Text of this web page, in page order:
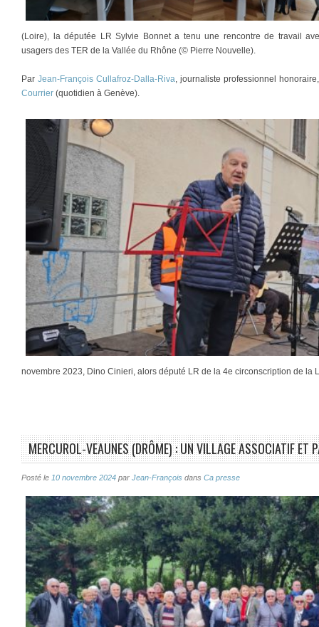
(Loire), la députée LR Sylvie Bonnet a tenu une rencontre de travail
usagers des TER de la Vallée du Rhône (© Pierre Nouvelle).
Par Jean-François Cullafroz-Dalla-Riva , journaliste professionnel
Courrier (quotidien à Genève).
novembre 2023, Dino Cinieri, alors député LR de la 4e circonscription de la
MERCUROL-VEAUNES (DRÔME) : UN VILLAGE ASSOCIATIF ET
Posté le 10 novembre 2024 par Jean-François dans Ca presse